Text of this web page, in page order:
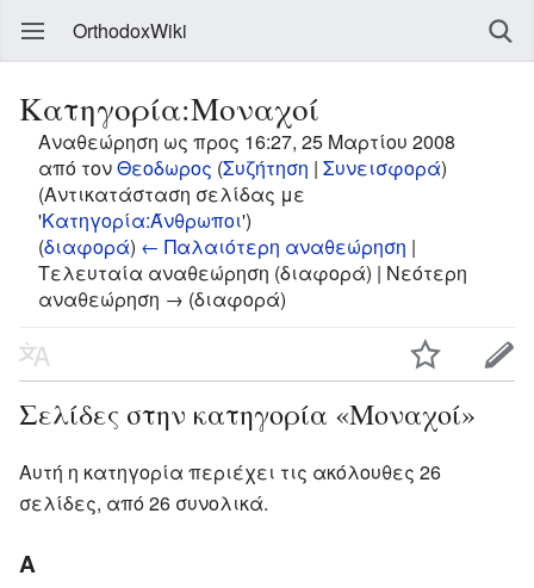
OrthodoxWiki
Κατηγορία:Μοναχοί
Αναθεώρηση ως προς 16:27, 25 Μαρτίου 2008
από τονΘεοδωρος (Συζήτηση | Συνεισφορά)
(Αντικατάσταση σελίδας με
'Κατηγορία:Άνθρωποι')
(διαφορά) ← Παλαιότερη αναθεώρηση |
Τελευταία αναθεώρηση (διαφορά) | Νεότερη
αναθεώρηση → (διαφορά)
Σελίδες στην κατηγορία «Μοναχοί»
Αυτή η κατηγορία περιέχει τις ακόλουθες 26
σελίδες, από 26 συνολικά.
Α